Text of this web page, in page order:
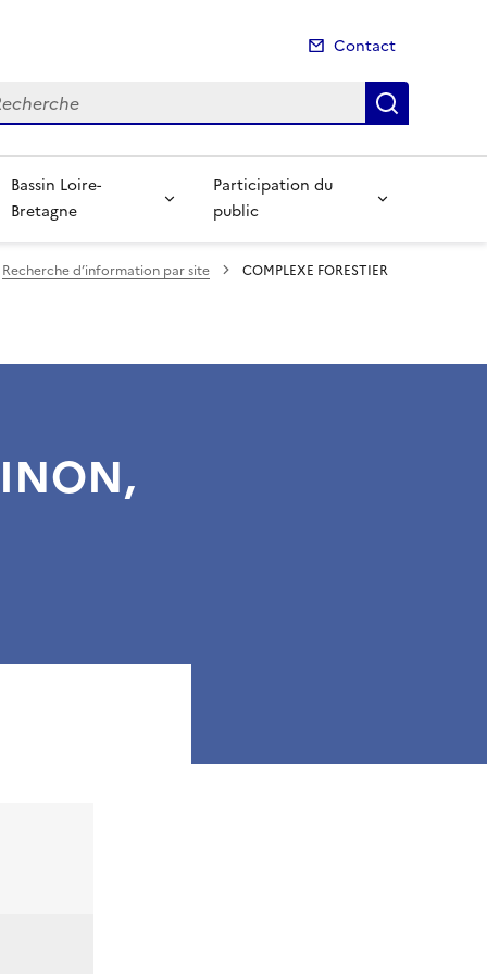
Contact
Bassin Loire-
Bretagne
Participation du
public
Recherche d’information par site
COMPLEXE FORESTIER